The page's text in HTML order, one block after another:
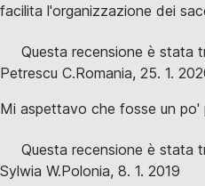
facilita l'organizzazione dei
Questa recensione è stata
Petrescu C.Romania, 25. 1.
Mi aspettavo che fosse un po'
Questa recensione è stata
Sylwia W.Polonia, 8. 1. 2019